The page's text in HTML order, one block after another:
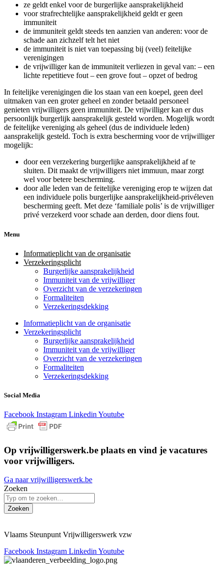
ze geldt enkel voor de burgerlijke aansprakelijkheid
voor strafrechtelijke aansprakelijkheid geldt er geen
immuniteit
de immuniteit geldt steeds ten aanzien van anderen: voor de
schade aan zichzelf telt het niet
de immuniteit is niet van toepassing bij (veel) feitelijke
verenigingen
de vrijwilliger kan de immuniteit verliezen in geval van: – een
lichte repetitieve fout – een grove fout – opzet of bedrog
In feitelijke verenigingen die los staan van een koepel, geen deel
uitmaken van een groter geheel en zonder betaald personeel
genieten vrijwilligers geen immuniteit. De vrijwilliger kan er dus
persoonlijk burgerlijk aansprakelijk gesteld worden. Mogelijk wordt
de feitelijke vereniging als geheel (dus de individuele leden)
aansprakelijk gesteld. Toch is extra bescherming voor de vrijwilliger
mogelijk:
door een verzekering burgerlijke aansprakelijkheid af te
sluiten. Dit maakt de vrijwilligers niet immuun, maar zorgt
wel voor betere bescherming.
door alle leden van de feitelijke vereniging erop te wijzen dat
een individuele polis burgerlijke aansprakelijkheid-privéleven
bescherming geeft. Met deze ‘familiale polis’ is de vrijwilliger
privé verzekerd voor schade aan derden, door diens fout.
Menu
Informatieplicht van de organisatie
Verzekeringsplicht
Burgerlijke aansprakelijkheid
Immuniteit van de vrijwilliger
Overzicht van de verzekeringen
Formaliteiten
Verzekeringsdekking
Informatieplicht van de organisatie
Verzekeringsplicht
Burgerlijke aansprakelijkheid
Immuniteit van de vrijwilliger
Overzicht van de verzekeringen
Formaliteiten
Verzekeringsdekking
Social Media
Facebook Instagram Linkedin Youtube
Op vrijwilligerswerk.be plaats en vind je vacatures
voor vrijwilligers.
Ga naar vrijwilligerswerk.be
Zoeken
Zoeken
Vlaams Steunpunt Vrijwilligerswerk vzw
Facebook Instagram LinkedinYoutube